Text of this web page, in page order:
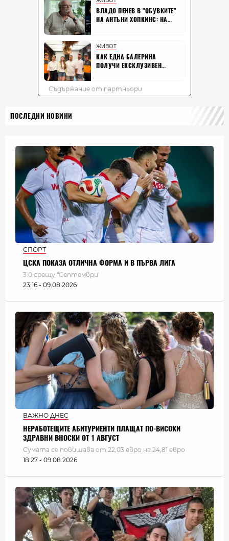
ПОСЛЕДНИ НОВИНИ
СПОРТ
ЦСКА ПОКАЗА ОТЛИЧНА ФОРМА И В ПЪРВА ЛИГА
3:0 срещу "Септември"
23:16 - 09.08.2026
ВАЖНО ДНЕС
НЕРАБОТЕЩИТЕ АБИТУРИЕНТИ ПЛАЩАТ ПО-ВИСОКИ
ЗДРАВНИ ВНОСКИ ОТ 1 АВГУСТ
Сумата се повишава от 22,03 евро на 24,81 евро
18:27 - 09.08.2026